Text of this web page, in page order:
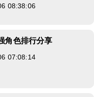
08:38:06
角色排行分享
07:08:14